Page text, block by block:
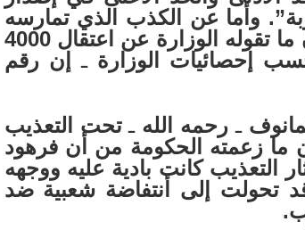
وأما عن الكذب الذي تمارسه
وزارة الداخلية فحدث ولا حرج، يقول الكاتب في صفحة 23: “إن ما تقوله الوزارة عن اعتقال 4000
إحصائيات الوزارةـإن رقم
ـرحمه اللهـتحت التعذيب
ما زعمته الحكومة من أن فرهود
التعذيب كانت بادية عليه ووجهه
من آثار الضرب ويقول بأن جنازته في 26/6/99م قد تحولت إلى أنتفاضة شعبية ضد